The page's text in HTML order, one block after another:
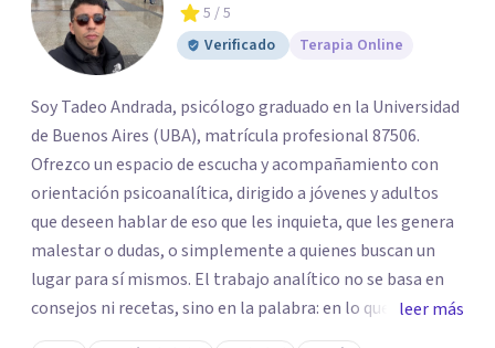
5 / 5
Verificado
Terapia Online
Soy Tadeo Andrada, psicólogo graduado en la Universidad
de Buenos Aires (UBA), matrícula profesional 87506.
Ofrezco un espacio de escucha y acompañamiento con
orientación psicoanalítica, dirigido a jóvenes y adultos
que deseen hablar de eso que les inquieta, que les genera
malestar o dudas, o simplemente a quienes buscan un
lugar para sí mismos. El trabajo analítico no se basa en
consejos ni recetas, sino en la palabra: en lo que cada
quien puede decir de su historia, de su deseo, de su
leer más